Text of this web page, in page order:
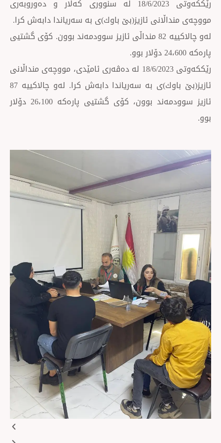
رێككەوتی 18/6/2023 لە سنووری كەلار و دەوروبەری
ئازیز(بێ باوك)ی بە سەریاندا دابەش كرا.
لەو چالاكییە 82 منداڵی ئازیز سوودمەند بوون. كۆی گشتیی
رێككەوتی 18/6/2023 لە دەڤەری ئامێدی، مووچەی منداڵانی
ئازیز(بێ باوك)ی بە سەریاندا دابەش كرا. لەو چالاكییە 87
ئازیز سوودمەند بوون، كۆی گشتیی پارەكە 26،100 دۆلار